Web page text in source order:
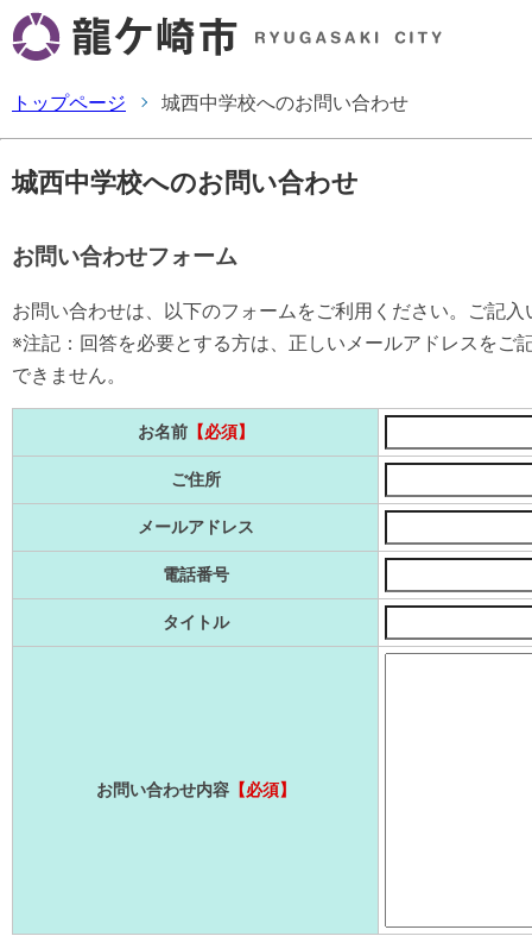
トップページ 城西中学校へのお問い合わせ
城西中学校へのお問い合わせ
お問い合わせフォーム
お問い合わせは、以下のフォームをご利用ください。ご記
※注記：回答を必要とする方は、正しいメールアドレスをご
できません。
お名前【必須】
ご住所
メールアドレス
電話番号
タイトル
お問い合わせ内容【必須】